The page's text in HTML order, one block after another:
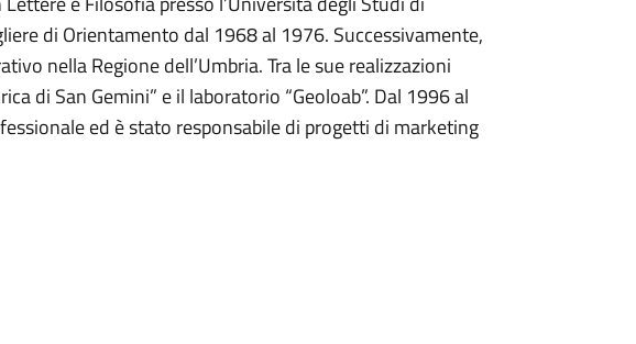
di Orientamento dal 1968 al 1976. Successivamente,
nella Regione dell’Umbria. Tra le sue realizzazioni
di San Gemini” e il laboratorio “Geoloab”. Dal 1996 al
ed è stato responsabile di progetti di marketing